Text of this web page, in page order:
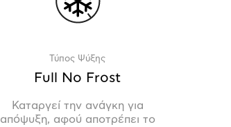
Τύπος Ψύξης
Full No Frost
Καταργεί την ανάγκη για
απόψυξη, αφού αποτρέπει το